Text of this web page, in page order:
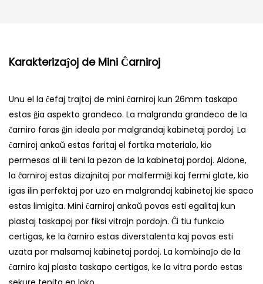
vin kompreni ĝin profunde.
Karakterizaĵoj de Mini Ĉarniroj
Unu el la ĉefaj trajtoj de mini ĉarniroj kun 26mm taskapo
estas ĝia aspekto grandeco. La malgranda grandeco de la
ĉarniro faras ĝin ideala por malgrandaj kabinetaj pordoj. La
ĉarniroj ankaŭ estas faritaj el fortika materialo, kio
permesas al ili teni la pezon de la kabinetaj pordoj. Aldone,
la ĉarniroj estas dizajnitaj por malfermiĝi kaj fermi glate, kio
igas ilin perfektaj por uzo en malgrandaj kabinetoj kie spaco
estas limigita. Mini ĉarniroj ankaŭ povas esti egalitaj kun
plastaj taskapoj por fiksi vitrajn pordojn. Ĉi tiu funkcio
certigas, ke la ĉarniro estas diverstalenta kaj povas esti
uzata por malsamaj kabinetaj pordoj. La kombinaĵo de la
ĉarniro kaj plasta taskapo certigas, ke la vitra pordo estas